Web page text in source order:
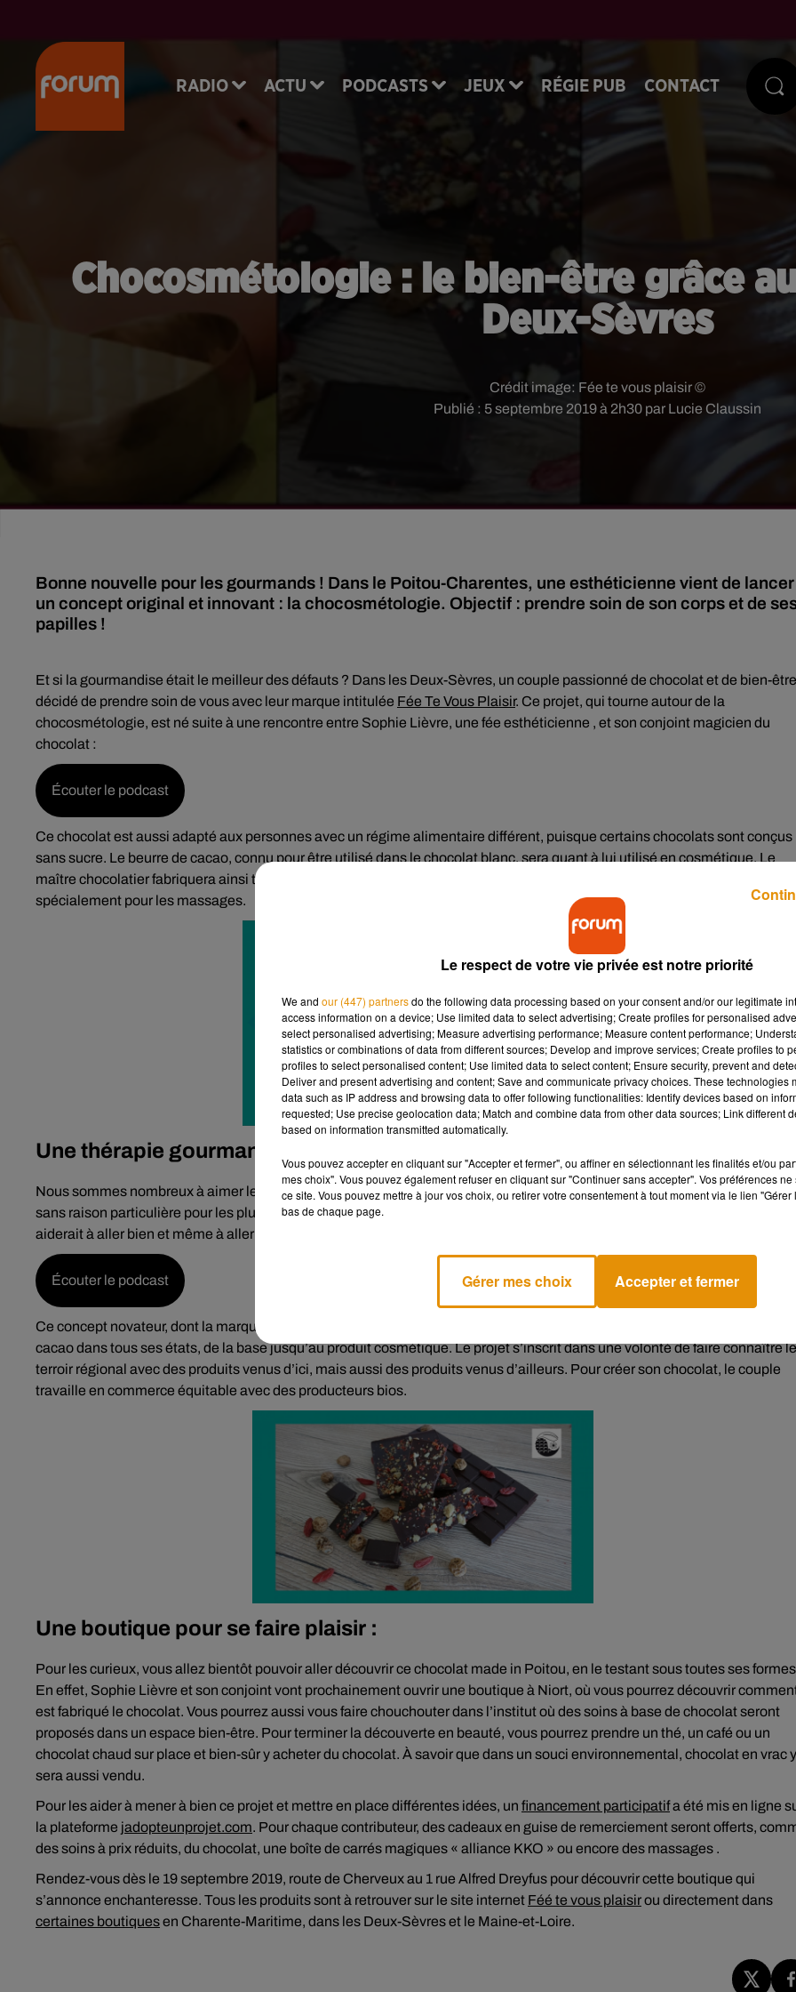
RADIO ACTU PODCASTS JEUX RÉGIE PUB CONTACT
Chocosmétologie : le bien-être grâce
Deux-Sèvres
Publié : 5 septembre 2019 à 2h30 par Lucie Claussin
Crédit image: Fée te vous plaisir ©
Bonne nouvelle pour les gourmands ! Dans le Poitou-Charentes, une esthéticienne vient de lancer
un concept original et innovant : la chocosmétologie. Objectif : prendre soin de son corps et de
papilles !
Et si la gourmandise était le meilleur des défauts ? Dans les Deux-Sèvres, un couple passionné de chocolat et de bien-
décidé de prendre soin de vous avec leur marque intitulée Fée Te Vous Plaisir. Ce projet, qui tourne autour de la
chocosmétologie, est né suite à une rencontre entre Sophie Lièvre, une fée esthéticienne , et son conjoint magicien du
chocolat :
Écouter le podcast
Ce chocolat est aussi adapté aux personnes avec un régime alimentaire différent, puisque certains chocolats sont conçus
sans sucre. Le beurre de cacao, connu pour être utilisé dans le chocolat blanc, sera quant à lui utilisé en cosmétique. Le
maître chocolatier fabriquera ainsi tablettes de chocolat nommées « Alliance KKO » avec des huiles essentielles
spécialement pour les massages.
Une thérapie gourmande :
Nous sommes nombreux à aimer le chocolat et en consommons beaucoup pendant les fêtes, dans les gâteaux et même
sans raison particulière pour les plus accros. Et c’est justifié ! En effet, le chocolat contient de nombreux bienfaits qui nous
aiderait à aller bien et même à aller mieux :
Écouter le podcast
Ce concept novateur, dont la marque a été déposée et fait partie de la
cacao dans tous ses états, de la base jusqu’au produit cosmétique. Le projet s’inscrit dans une volonté de faire connaître le
terroir régional avec des produits venus d’ici, mais aussi des produits venus d’ailleurs. Pour créer son chocolat, le couple
travaille en commerce équitable avec des producteurs bios.
Une boutique pour se faire plaisir :
Pour les curieux, vous allez bientôt pouvoir aller découvrir ce chocolat made in Poitou, en le testant sous toutes ses
En effet, Sophie Lièvre et son conjoint vont prochainement ouvrir une boutique à Niort, où vous pourrez découvrir
est fabriqué le chocolat. Vous pourrez aussi vous faire chouchouter dans l’institut où des soins à base de chocolat seront
proposés dans un espace bien-être. Pour terminer la découverte en beauté, vous pourrez prendre un thé, un café ou un
chocolat chaud sur place et bien-sûr y acheter du chocolat. À savoir que dans un souci environnemental, chocolat en vrac y
sera aussi vendu.
Pour les aider à mener à bien ce projet et mettre en place différentes idées, un financement participatifa été mis en ligne
la plateforme jadopteunprojet.com. Pour chaque contributeur, des cadeaux en guise de remerciement seront offerts,
des soins à prix réduits, du chocolat, une boîte de carrés magiques « alliance KKO » ou encore des massages .
Rendez-vous dès le 19 septembre 2019, route de Cherveux au 1 rue Alfred Dreyfus pour découvrir cette boutique qui
s’annonce enchanteresse. Tous les produits sont à retrouver sur le site internet Féé te vous plaisirou directement dans
certaines boutiquesen Charente-Maritime, dans les Deux-Sèvres et le Maine-et-Loire.
Le respect de votre vie privée est notre priorité
We and our (447) partnersdo the following data processing based on your consent and/or our legitimate
access information on a device; Use limited data to select advertising; Create profiles for personalised
select personalised advertising; Measure advertising performance; Measure content performance;
statistics or combinations of data from different sources; Develop and improve services; Create profiles to
profiles to select personalised content; Use limited data to select content; Ensure security, prevent and
Deliver and present advertising and content; Save and communicate privacy choices. These technologies
data such as IP address and browsing data to offer following functionalities: Identify devices based on
requested; Use precise geolocation data; Match and combine data from other data sources; Link different
based on information transmitted automatically.
Vous pouvez accepter en cliquant sur "Accepter et fermer", ou affiner en sélectionnant les finalités et/ou
mes choix". Vous pouvez également refuser en cliquant sur "Continuer sans accepter". Vos préférences
ce site. Vous pouvez mettre à jour vos choix, ou retirer votre consentement à tout moment via le lien
bas de chaque page.
Gérer mes choix Accepter et fermer